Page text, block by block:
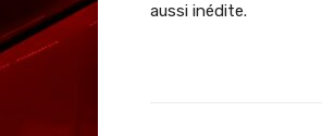
aussi inédite.